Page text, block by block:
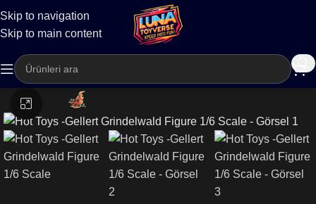
Skip to navigation
Skip to main content
Kargo
Büyütmek için tıklayın